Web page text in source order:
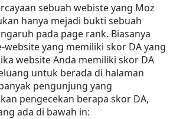
sebuah webiste yang Moz
hanya mejadi bukti sebuah
pada page rank. Biasanya
yang memiliki skor DA yang
website Anda memiliki skor DA
untuk berada di halaman
pengunjung yang
pengecekan berapa skor DA,
ada di bawah in: